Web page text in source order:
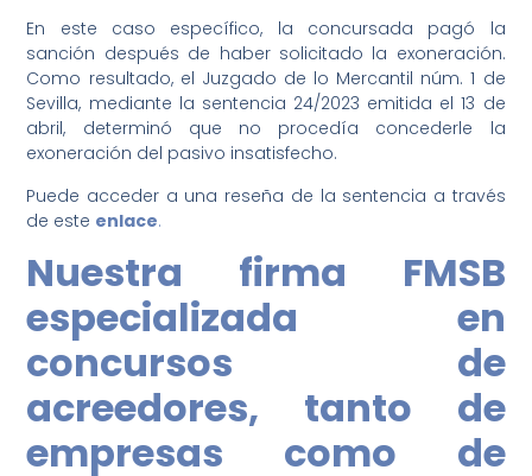
En este caso específico, la concursada pagó la
sanción después de haber solicitado la exoneración.
Como resultado, el Juzgado de lo Mercantil núm. 1 de
Sevilla, mediante la sentencia 24/2023 emitida el 13 de
abril, determinó que no procedía concederle la
exoneración del pasivo insatisfecho.
Puede acceder a una reseña de la sentencia a través
de este enlace.
Nuestra firma FMSB
especializada en
concursos de
acreedores, tanto de
empresas como de